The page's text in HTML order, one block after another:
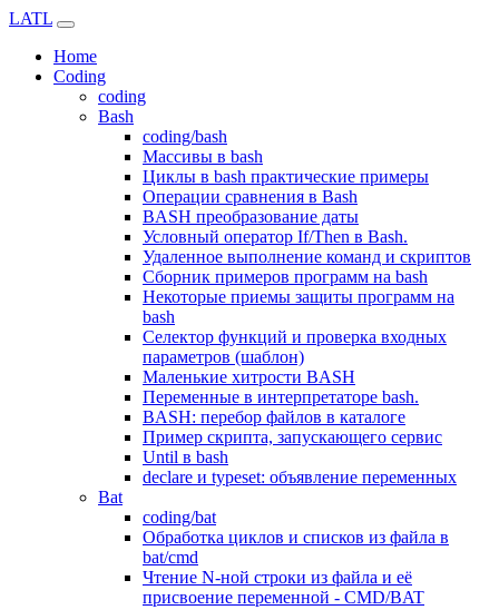
LATL
Home
Coding
coding
Bash
coding/bash
Массивы в bash
Циклы в bash практические примеры
Операции сравнения в Bash
BASH преобразование даты
Условный оператор If/Then в Bash.
Удаленное выполнение команд и скриптов
Сборник примеров программ на bash
Некоторые приемы защиты программ на
bash
Селектор функций и проверка входных
параметров (шаблон)
Маленькие хитрости BASH
Переменные в интерпретаторе bash.
BASH: перебор файлов в каталоге
Пример скрипта, запускающего сервис
Until в bash
declare и typeset: объявление переменных
Bat
coding/bat
Обработка циклов и списков из файла в
bat/cmd
Чтение N-ной строки из файла и её
присвоение переменной - CMD/BAT